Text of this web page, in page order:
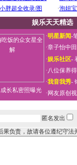
娱乐天天精选
长私密照曝光
·明星新闻-
·章子怡中
·娱乐社区-
·八位保养
·我音我秀-
· 网友原创
匿名发出
果负责，故请各位遵纪守法